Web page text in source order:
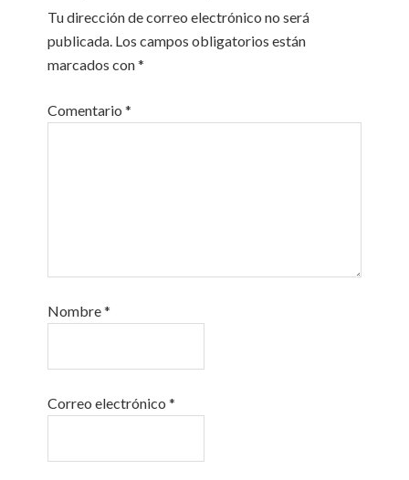
Tu dirección de correo electrónico no será
publicada. Los campos obligatorios están
marcados con*
Comentario*
Nombre*
Correo electrónico*